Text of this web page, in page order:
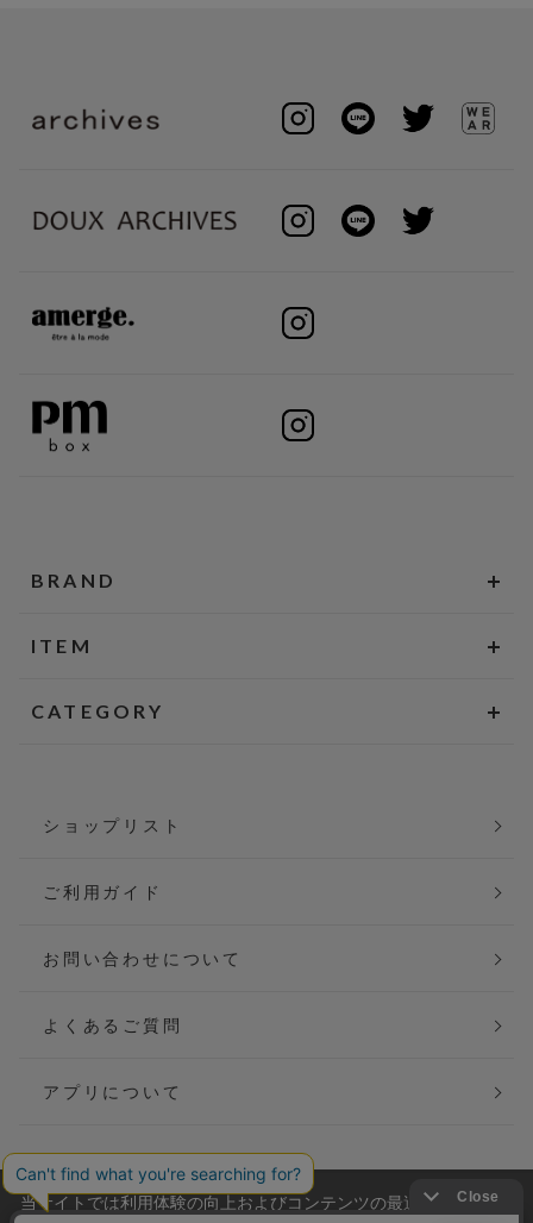
BRAND
ITEM
CATEGORY
ショップリスト
ご利用ガイド
お問い合わせについて
よくあるご質問
アプリについて
当サイトでは利用体験の向上およびコンテンツの最適な提供、ト